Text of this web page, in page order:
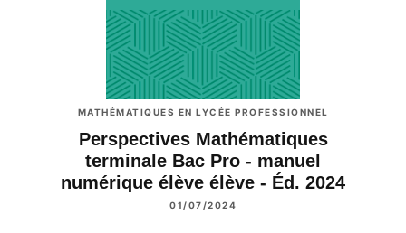
MATHÉMATIQUES EN LYCÉE PROFESSIONNEL
Perspectives Mathématiques
terminale Bac Pro - manuel
numérique élève élève - Éd. 2024
01/07/2024